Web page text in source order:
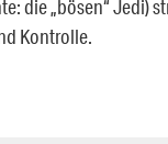
die „bösen“ Jedi)
Kontrolle.